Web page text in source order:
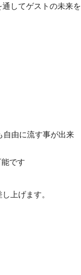
してゲストの未来を
自由に流す事が出来
です
上げます。